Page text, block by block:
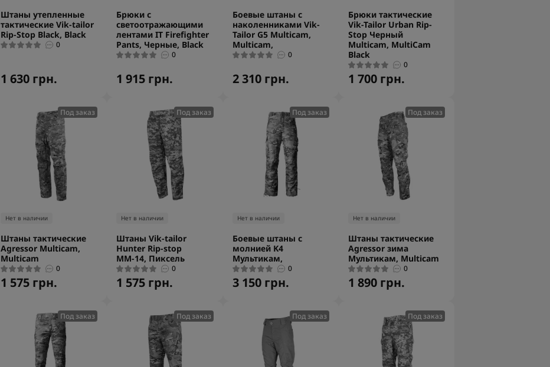
Штаны утепленные
тактические Vik-tailor
Rip-Stop Black, Black
0
1 630 грн.
Брюки с
светоотражающими
лентами IT Firefighter
Pants, Черные, Black
0
1 915 грн.
Боевые штаны с
наколенниками Vik-
Tailor G5 Multicam,
Multicam,
0
2 310 грн.
Брюки тактические
Vik-Tailor Urban Rip-
Stop Черный
Multicam, MultiCam
Black
0
1 700 грн.
Под заказ
Нет в наличии
Штаны тактические
Agressor Multicam,
Multicam
0
1 575 грн.
Под заказ
Нет в наличии
Штаны Vik-tailor
Hunter Rip-stop
ММ-14, Пиксель
0
1 575 грн.
Под заказ
Нет в наличии
Боевые штаны с
молнией K4
Мультикам,
0
3 150 грн.
Под заказ
Нет в наличии
Штаны тактические
Agressor зима
Мультикам, Multicam
0
1 890 грн.
Под заказ Под заказ Под заказ Под заказ